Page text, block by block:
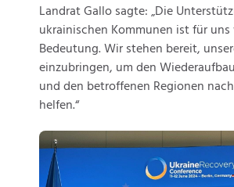
Landrat Gallo sagte: „Die
ukrainischen Kommunen ist für
Bedeutung. Wir stehen bereit,
einzubringen, um den
und den betroffenen Regionen
helfen.“